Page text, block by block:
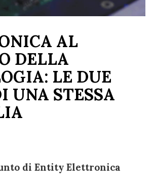
AL
DELLA
LE DUE
UNA STESSA
di Entity Elettronica